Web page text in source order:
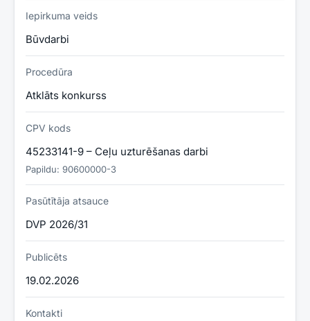
Iepirkuma veids
Būvdarbi
Procedūra
Atklāts konkurss
CPV kods
45233141-9 – Ceļu uzturēšanas darbi
Papildu: 90600000-3
Pasūtītāja atsauce
DVP 2026/31
Publicēts
19.02.2026
Kontakti